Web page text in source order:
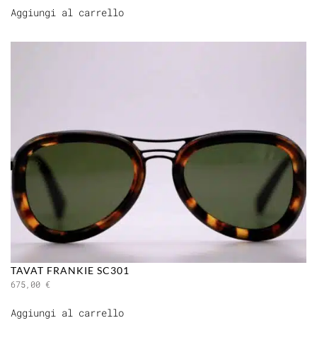
Aggiungi al carrello
TAVAT FRANKIE SC301
675,00 €
Aggiungi al carrello